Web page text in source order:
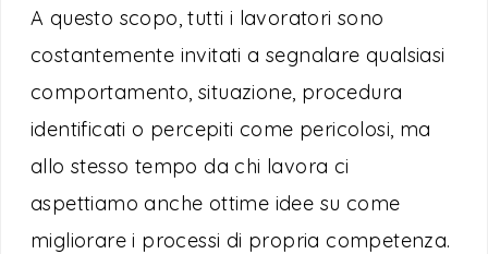
A questo scopo, tutti i lavoratori sono
costantemente invitati a segnalare qualsiasi
comportamento, situazione, procedura
identificati o percepiti come pericolosi, ma
allo stesso tempo da chi lavora ci
aspettiamo anche ottime idee su come
migliorare i processi di propria competenza.